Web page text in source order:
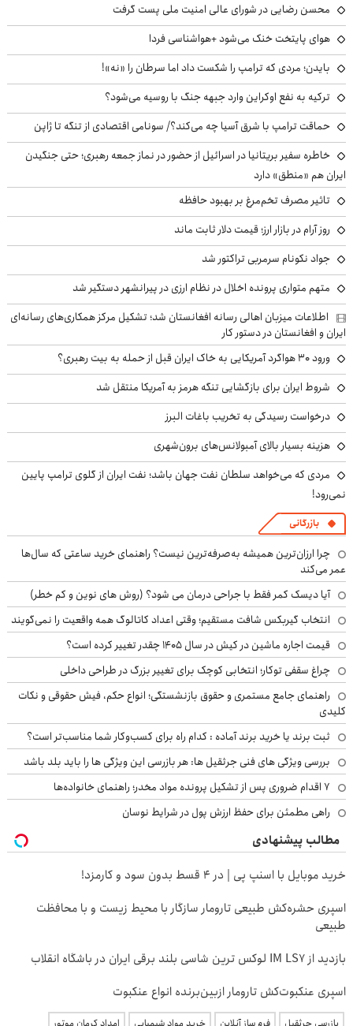
محسن رضایی در شورای عالی امنیت ملی پست گرفت
هوای پایتخت خنک می‌شود +هواشناسی فردا
بایدن؛ مردی که ترامپ را شکست داد اما سرطان را «نه»!
ترکیه به نفع اوکراین وارد جبهه جنگ با روسیه می‌شود؟
حماقت ترامپ با شرق آسیا چه می‌کند؟/ سونامی اقتصادی از تنگه تا ژاپن
خاطره سفیر بریتانیا در اسرائیل از حضور در نماز جمعه رهبری؛ حتی جنگیدن
ایران هم «منطق» دارد
تاثیر مصرف تخم‌مرغ بر بهبود حافظه
روز آرام در بازار ارز؛ قیمت دلار ثابت ماند
جواد نکونام سرمربی تراکتور شد
متهم متواری پرونده اخلال در نظام ارزی در پیرانشهر دستگیر شد
اطلاعات میزبان اهالی رسانه افغانستان شد؛ تشکیل مرکز همکاری‌های رسانه‌ای
ایران و افغانستان در دستور کار
ورود ۳۰ هواگرد آمریکایی به خاک ایران قبل از حمله به بیت رهبری؟
شروط ایران برای بازگشایی تنگه هرمز به آمریکا منتقل شد
درخواست رسیدگی به تخریب باغات البرز
هزینه بسیار بالای آمبولانس‌های برون‌شهری
مردی که می‌خواهد سلطان نفت جهان باشد؛ نفت ایران از گلوی ترامپ پایین
نمی‌رود!
بازرگانی
چرا ارزان‌ترین همیشه به‌صرفه‌ترین نیست؟ راهنمای خرید ساعتی که سال‌ها
عمر می‌کند
آیا دیسک کمر فقط با جراحی درمان می شود؟ (روش های نوین و کم خطر)
انتخاب گیربکس شافت مستقیم؛ وقتی اعداد کاتالوگ همه واقعیت را نمی‌گویند
قیمت اجاره ماشین در کیش در سال ۱۴۰۵ چقدر تغییر کرده است؟
چراغ سقفی توکار؛ انتخابی کوچک برای تغییر بزرگ در طراحی داخلی
راهنمای جامع مستمری و حقوق بازنشستگی؛ انواع حکم، فیش حقوقی و نکات
کلیدی
ثبت برند یا خرید برند آماده : کدام راه برای کسب‌وکار شما مناسب‌تر است؟
بررسی ویژگی های فنی جرثقیل ها: هر بازرسی این ویژگی ها را باید بلد باشد
۷ اقدام ضروری پس از تشکیل پرونده مواد مخدر؛ راهنمای خانواده‌ها
راهی مطمئن برای حفظ ارزش پول در شرایط نوسان
مطالب پیشنهادی
خرید موبایل با اسنپ پی | در ۴ قسط بدون سود و کارمزد!
اسپری حشره‌کش طبیعی تارومار سازگار با محیط زیست و با محافظت
طبیعی
بازدید از IM LS7 لوکس ترین شاسی بلند برقی ایران در باشگاه انقلاب
اسپری عنکبوت‌‌کش تارومار ازبین‌برنده انواع عنکبوت